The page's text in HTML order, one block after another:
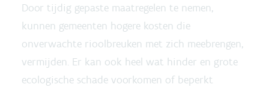
Door tijdig gepaste maatregelen te nemen,
kunnen gemeenten hogere kosten die
onverwachte rioolbreuken met zich meebrengen,
vermijden. Er kan ook heel wat hinder en grote
ecologische schade voorkomen of beperkt